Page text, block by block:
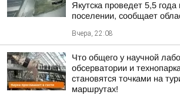
Якутска проведет 5,5 года
поселении, сообщает
Вчера, 22:08
Что общего у научной
обсерватории и
становятся точками на
маршрутах!